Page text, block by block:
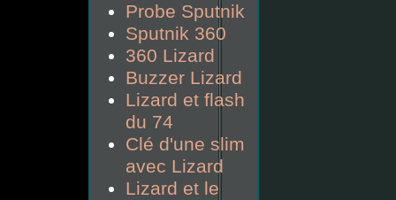
Probe Sputnik
Sputnik 360
360 Lizard
Buzzer Lizard
Lizard et flash
du 74
Clé d'une slim
avec Lizard
Lizard et le